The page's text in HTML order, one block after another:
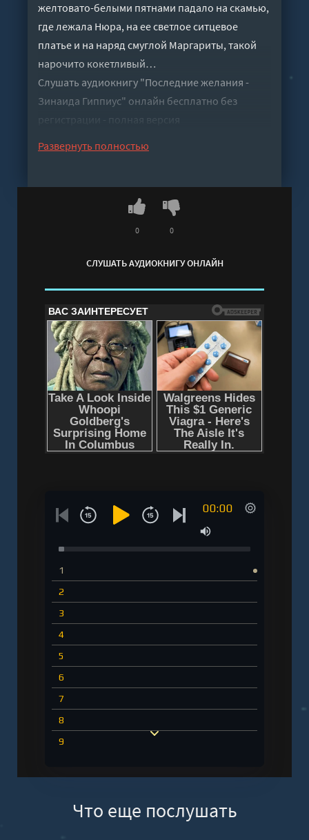
желтовато-белыми пятнами падало на скамью,
где лежала Нюра, на ее светлое ситцевое
платье и на наряд смуглой Маргариты, такой
нарочито кокетливый…
Слушать аудиокнигу "Последние желания -
Зинаида Гиппиус" онлайн бесплатно без
регистрации - полная версия
Развернуть полностью
СЛУШАТЬ АУДИОКНИГУ ОНЛАЙН
0 0
00:00
1
2
3
4
5
6
7
8
9
Что еще послушать